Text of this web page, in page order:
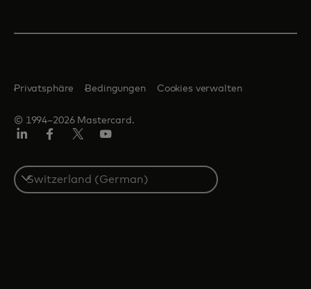
© 1994–2026 Mastercard.
Privatsphäre Bedingungen Cookies verwalten
Select
a
country